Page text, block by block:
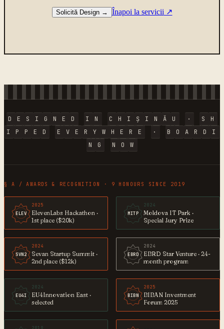
Solicită Design→ Înapoi la servicii ↗
D E S I G N E D I N C H I Ș I N Ă U · S
H
I
P P E D E V E R Y W H E R E · B O A R D
I
N
G N O W
§ A / AWARDS & RECOGNITION · 9 HONOURS SINCE 2019
ELEV
2025
ElevenLabs Hackathon ·
1st place ($20k)
MITP
2024
Moldova IT Park ·
Special Jury Prize
SVN2
2024
Sevan Startup Summit ·
2nd place ($12k)
EBRD
2024
EBRD Star Venture · 24-
month program
EU4I
2024
EU4Innovation East ·
selected
BIBN
2025
BIBAN Investment
Forum 2025